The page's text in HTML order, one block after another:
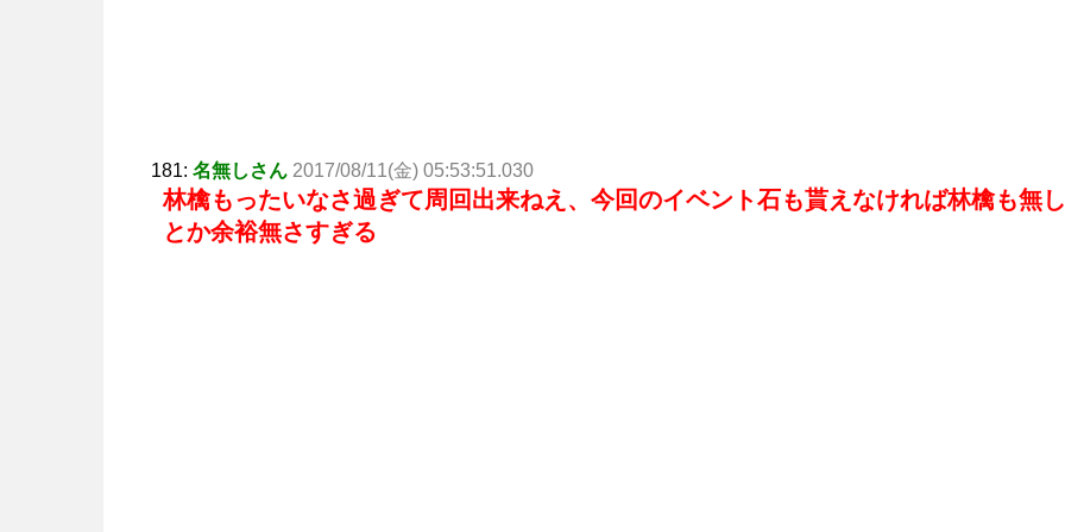
181: 名無しさん 2017/08/11(金) 05:53:51.030
林檎もったいなさ過ぎて周回出来ねえ、今回のイベント石も貰えなければ林檎も無し
とか余裕無さすぎる